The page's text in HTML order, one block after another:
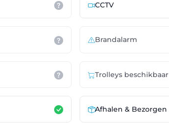
CCTV
Brandalarm
Trolleys beschikbaar
Afhalen & Bezorgen